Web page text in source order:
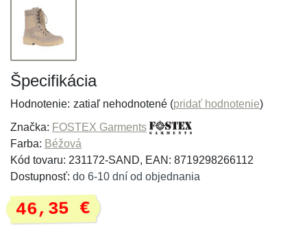
Špecifikácia
Hodnotenie: zatiaľ nehodnotené (pridať hodnotenie)
Značka: FOSTEX Garments
Farba: Béžová
Kód tovaru: 231172-SAND, EAN: 8719298266112
Dostupnosť: do 6-10 dní od objednania
46,35 €